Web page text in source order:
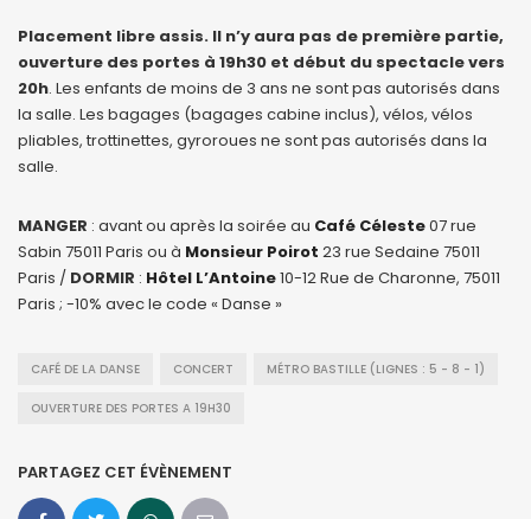
Placement libre assis. Il n’y aura pas de première partie,
ouverture des portes à 19h30 et début du spectacle vers
20h. Les enfants de moins de 3 ans ne sont pas autorisés dans
la salle. Les bagages (bagages cabine inclus), vélos, vélos
pliables, trottinettes, gyroroues ne sont pas autorisés dans la
salle.
MANGER : avant ou après la soirée au Café Céleste07 rue
Sabin 75011 Paris ou à Monsieur Poirot 23 rue Sedaine 75011
Paris / DORMIR : Hôtel L’Antoine10-12 Rue de Charonne, 75011
Paris ; -10% avec le code « Danse »
CAFÉ DE LA DANSE CONCERT MÉTRO BASTILLE (LIGNES : 5 - 8 - 1)
OUVERTURE DES PORTES A 19H30
PARTAGEZ CET ÉVÈNEMENT